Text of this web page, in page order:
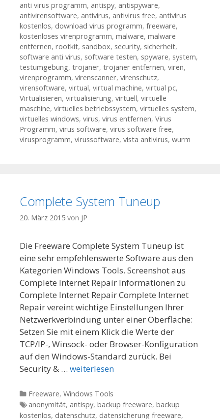
anti virus programm, antispy, antispyware,
antivirensoftware, antivirus, antivirus free, antivirus
kostenlos, download virus programm, freeware,
kostenloses virenprogramm, malware, malware
entfernen, rootkit, sandbox, security, sicherheit,
software anti virus, software testen, spyware, system,
testumgebung, trojaner, trojaner entfernen, viren,
virenprogramm, virenscanner, virenschutz,
virensoftware, virtual, virtual machine, virtual pc,
Virtualisieren, virtualisierung, virtuell, virtuelle
maschine, virtuelles betriebssystem, virtuelles system,
virtuelles windows, virus, virus entfernen, Virus
Programm, virus software, virus software free,
virusprogramm, virussoftware, vista antivirus, wurm
Complete System Tuneup
20. März 2015 von JP
Die Freeware Complete System Tuneup ist
eine sehr empfehlenswerte Software aus den
Kategorien Windows Tools. Screenshot aus
Complete Internet Repair Informationen zu
Complete Internet Repair Complete Internet
Repair vereint wichtige Einstellungen Ihrer
Netzwerkverbindung unter einer Oberfläche:
Setzen Sie mit einem Klick die Werte der
TCP/IP-, Winsock- oder Browser-Konfiguration
auf den Windows-Standard zurück. Bei
Security & … weiterlesen
Kategorien
Freeware, Windows Tools
Tags
anonymität, antispy, backup freeware, backup
kostenlos, datenschutz, datensicherung freeware,